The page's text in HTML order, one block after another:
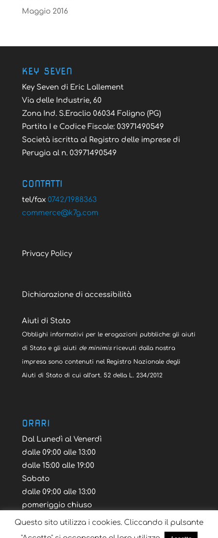
Maggio 2016
KEY SEVEN
Key Seven di Eric Lallement
Via delle Industrie, 60
Zona Ind. S.Eraclio 06034 Foligno (PG)
Partita I e Codice Fiscale: 03971490549
Società iscritta al Registro delle imprese di
Perugia al n. 03971490549
CONTATTI
tel/fax 0742/1988363
moc.g7k
@ecremmoc
Privacy Policy
Dichiarazione di accessibilità
Aiuti di Stato
Obblighi informativi per le erogazioni pubbliche: gli aiuti
di Stato e gli aiuti de minimisricevuti dalla nostra
impresa sono contenuti nel Registro Nazionale degli
Aiuti di Stato di cui all’art. 52 della L. 234/2012
ORARI
Dal Lunedì al Venerdì
dalle 09:00 alle 13:00
dalle 15:00 alle 19:00
Sabato
dalle 09:00 alle 13:00
pomeriggio chiuso
Questo sito utilizza i cookies. Cliccando il pulsante